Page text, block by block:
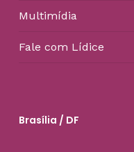
Multimídia
Fale com Lídice
Brasília / DF